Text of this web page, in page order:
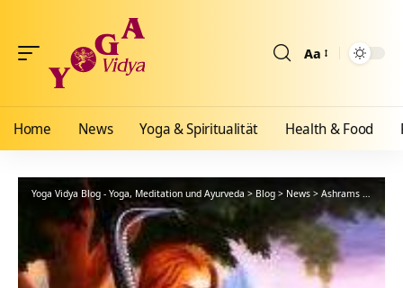
Aa
Home News Yoga & Spiritualität Health & Food
Yoga Vidya Blog - Yoga, Meditation und Ayurveda > Blog > News > Ashrams